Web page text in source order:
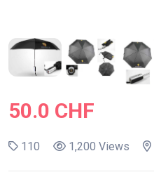
50.0 CHF
110 1,200 Views